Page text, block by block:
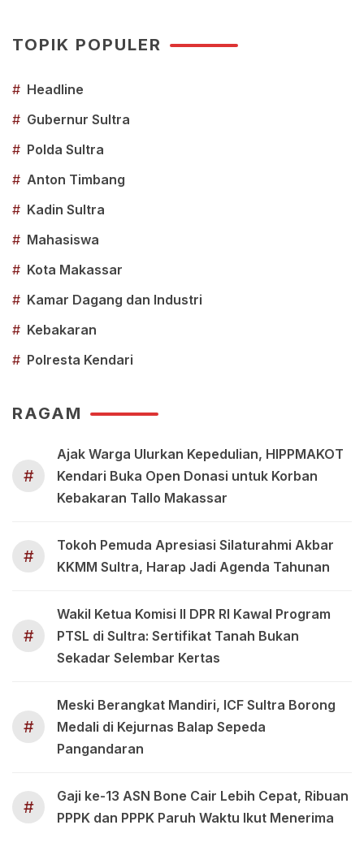
TOPIK POPULER
# Headline
# Gubernur Sultra
# Polda Sultra
# Anton Timbang
# Kadin Sultra
# Mahasiswa
# Kota Makassar
# Kamar Dagang dan Industri
# Kebakaran
# Polresta Kendari
RAGAM
#
Ajak Warga Ulurkan Kepedulian, HIPPMAKOT
Kendari Buka Open Donasi untuk Korban
Kebakaran Tallo Makassar
#
Tokoh Pemuda Apresiasi Silaturahmi Akbar
KKMM Sultra, Harap Jadi Agenda Tahunan
#
Wakil Ketua Komisi II DPR RI Kawal Program
PTSL di Sultra: Sertifikat Tanah Bukan
Sekadar Selembar Kertas
#
Meski Berangkat Mandiri, ICF Sultra Borong
Medali di Kejurnas Balap Sepeda
Pangandaran
#
Gaji ke-13 ASN Bone Cair Lebih Cepat, Ribuan
PPPK dan PPPK Paruh Waktu Ikut Menerima